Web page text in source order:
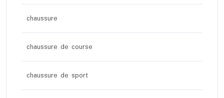
chaussure
chaussure de course
chaussure de sport